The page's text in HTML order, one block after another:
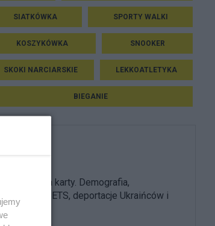
SIATKÓWKA SPORTY WALKI
KOSZYKÓWKA SNOOKER
SKOKI NARCIARSKIE LEKKOATLETYKA
BIEGANIE
PiS odkrywa karty. Demografia,
mieszkania, ETS, deportacje Ukraińców i
rozliczenia